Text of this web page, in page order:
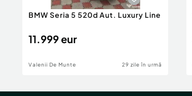
BMW Seria 5 520d Aut. Luxury Line
11.999 eur
Valenii De Munte 29 zile în urmă